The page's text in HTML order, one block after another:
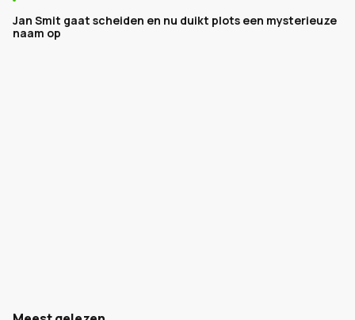
Jan Smit gaat scheiden en nu duikt plots een mysterieuze
naam op